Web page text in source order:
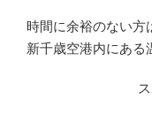
時間に余裕のない方
新千歳空港内にある